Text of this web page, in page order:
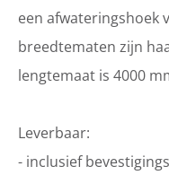
een afwateringshoek
breedtematen zijn
lengtemaat is 4000
Leverbaar:
- inclusief